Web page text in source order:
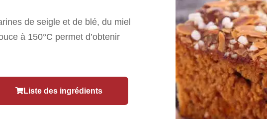
de seigle et de blé, du miel
à 150°C permet d’obtenir
Liste des ingrédients